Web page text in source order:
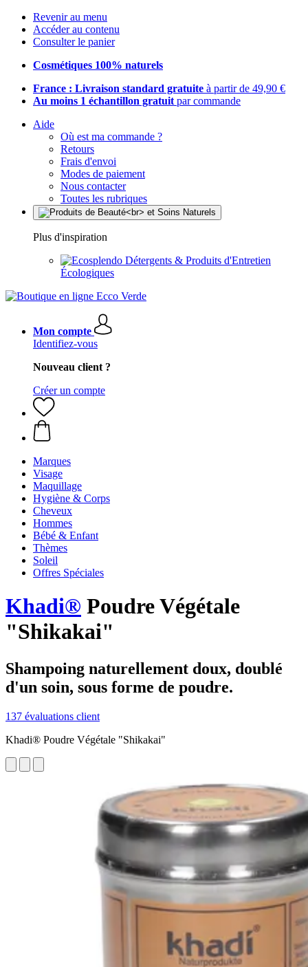
Revenir au menu
Accéder au contenu
Consulter le panier
Cosmétiques 100% naturels
France : Livraison standard gratuite à partir de 49,90 €
Au moins 1 échantillon gratuit par commande
Aide
Où est ma commande ?
Retours
Frais d'envoi
Modes de paiement
Nous contacter
Toutes les rubriques
Plus d'inspiration
Détergents & Produits d'Entretien
Écologiques
Mon compte
Identifiez-vous
Nouveau client ?
Créer un compte
Marques
Visage
Maquillage
Hygiène & Corps
Cheveux
Hommes
Bébé & Enfant
Thèmes
Soleil
Offres Spéciales
Khadi® Poudre Végétale
"Shikakai"
Shampoing naturellement doux, doublé
d'un soin, sous forme de poudre.
137 évaluations client
Khadi® Poudre Végétale "Shikakai"